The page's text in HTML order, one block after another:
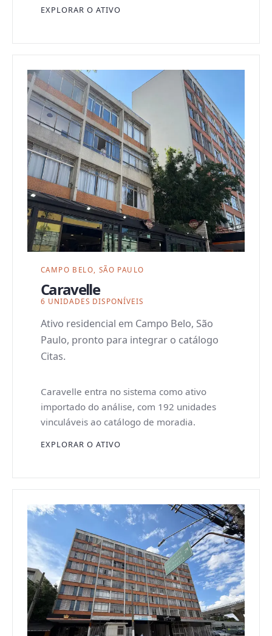
EXPLORAR O ATIVO
CAMPO BELO, SÃO PAULO
Caravelle
6 UNIDADES DISPONÍVEIS
Ativo residencial em Campo Belo, São
Paulo, pronto para integrar o catálogo
Citas.
Caravelle entra no sistema como ativo
importado do análise, com 192 unidades
vinculáveis ao catálogo de moradia.
EXPLORAR O ATIVO